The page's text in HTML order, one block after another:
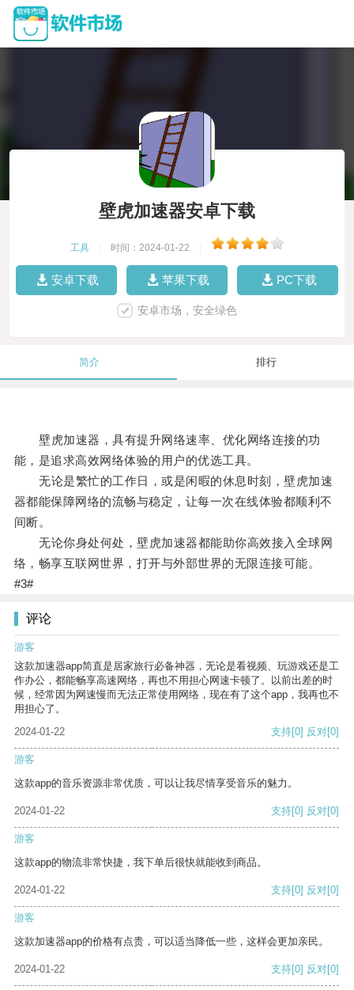
壁虎加速器安卓下载
工具 时间：2024-01-22
安卓下载 苹果下载 PC下载
安卓市场，安全绿色
简介 排行
壁虎加速器，具有提升网络速率、优化网络连接的功
能，是追求高效网络体验的用户的优选工具。
无论是繁忙的工作日，或是闲暇的休息时刻，壁虎加速
器都能保障网络的流畅与稳定，让每一次在线体验都顺利不
间断。
无论你身处何处，壁虎加速器都能助你高效接入全球网
络，畅享互联网世界，打开与外部世界的无限连接可能。
#3#
评论
游客
这款加速器app简直是居家旅行必备神器，无论是看视频、玩游戏还是工
作办公，都能畅享高速网络，再也不用担心网速卡顿了。以前出差的时
候，经常因为网速慢而无法正常使用网络，现在有了这个app，我再也不
用担心了。
2024-01-22
支持[0] 反对[0]
游客
这款app的音乐资源非常优质，可以让我尽情享受音乐的魅力。
2024-01-22 支持[0] 反对[0]
游客
这款app的物流非常快捷，我下单后很快就能收到商品。
2024-01-22 支持[0] 反对[0]
游客
这款加速器app的价格有点贵，可以适当降低一些，这样会更加亲民。
2024-01-22 支持[0] 反对[0]